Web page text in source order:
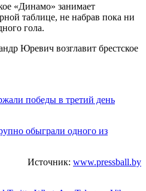
«Динамо» занимает
таблице, не набрав пока ни
гола.
победы в третий день
обыграли одного из
Источник: www.pressball.by